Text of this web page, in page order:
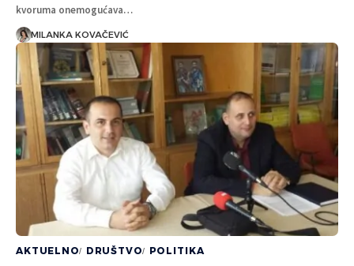
kvoruma onemogućava…
MILANKA KOVAČEVIĆ
AKTUELNO DRUŠTVO POLITIKA